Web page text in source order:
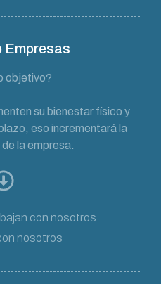
Empresas
objetivo?
su bienestar físico y
eso incrementará la
la empresa.
con nosotros
nosotros